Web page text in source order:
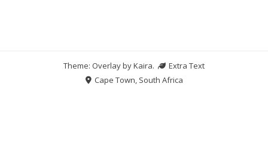
Theme: Overlay byKaira.
Extra Text
Cape Town, South Africa